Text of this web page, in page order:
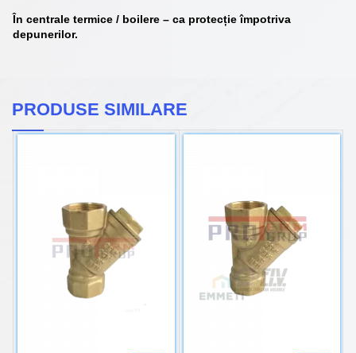
În centrale termice / boilere – ca protecție împotriva
depunerilor.
PRODUSE SIMILARE